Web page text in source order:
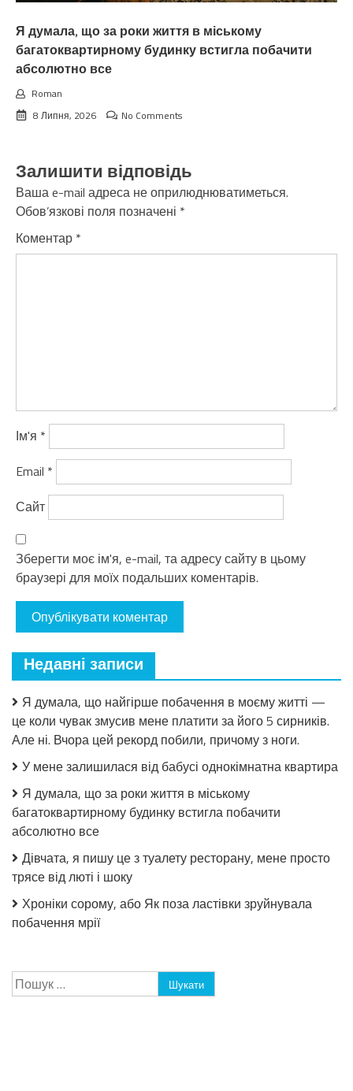
Я думала, що за роки життя в міському
багатоквартирному будинку встигла побачити
абсолютно все
Roman
8 Липня, 2026
No Comments
Залишити відповідь
Ваша e-mail адреса не оприлюднюватиметься.
Обов’язкові поля позначені *
Коментар *
Ім'я *
Email *
Сайт
Зберегти моє ім'я, e-mail, та адресу сайту в цьому
браузері для моїх подальших коментарів.
Недавні записи
Я думала, що найгірше побачення в моєму житті —
це коли чувак змусив мене платити за його 5 сирників.
Але ні. Вчора цей рекорд побили, причому з ноги.
У мене залишилася від бабусі однокімнатна квартира
Я думала, що за роки життя в міському
багатоквартирному будинку встигла побачити
абсолютно все
Дівчата, я пишу це з туалету ресторану, мене просто
трясе від люті і шоку
Хроніки сорому, або Як поза ластівки зруйнувала
побачення мрії
Пошук: